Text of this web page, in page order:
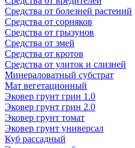
Средства от болезней растений
Средства от сорняков
Средства от грызунов
Средства от змей
Средства от кротов
Средства от улиток и слизней
Минераловатный субстрат
Мат вегетационный
Эковер грунт грин 1.0
Эковер грунт грин 2.0
Эковер грунт томат
Эковер грунт универсал
Куб рассадный